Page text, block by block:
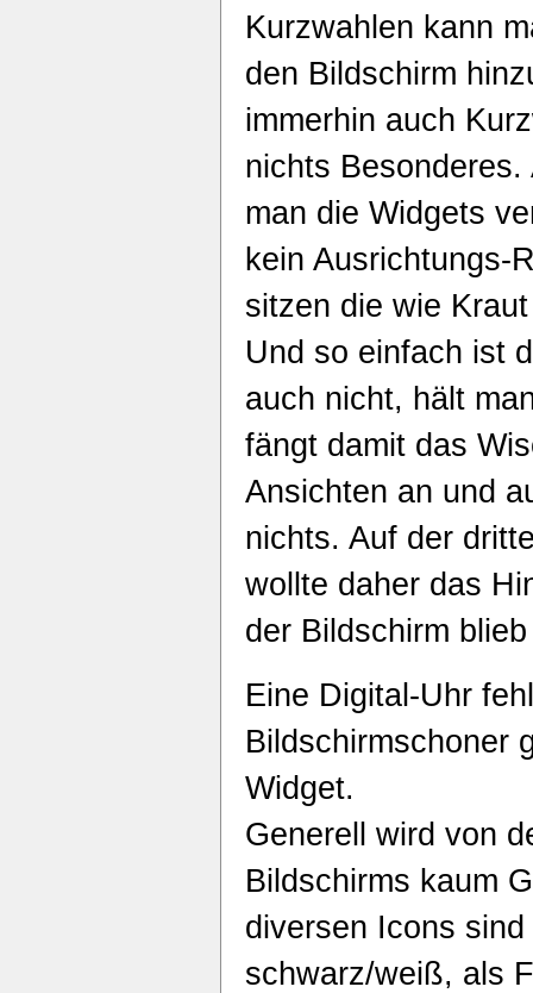
Kurzwahlen kann
den Bildschirm
immerhin auch
nichts
man die Widgets
kein Ausrichtungs-
sitzen die wie
Und so einfach ist
auch nicht, hält
fängt damit das
Ansichten an und
nichts. Auf der
wollte daher das
der Bildschirm
Eine Digital-Uhr
Bildschirmschoner
Widget.
Generell wird von
Bildschirms kaum
diversen Icons
schwarz/weiß, als